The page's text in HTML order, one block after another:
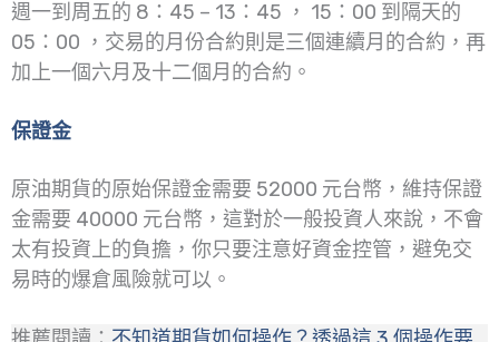
週一到周五的 8：45 – 13：45 ， 15：00 到隔天的
05：00 ，交易的月份合約則是三個連續月的合約，再
加上一個六月及十二個月的合約。
保證金
原油期貨的原始保證金需要 52000 元台幣，維持保證
金需要 40000 元台幣，這對於一般投資人來說，不會
太有投資上的負擔，你只要注意好資金控管，避免交
易時的爆倉風險就可以。